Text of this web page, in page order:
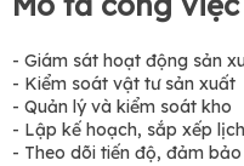
- Giám sát hoạt động sản
- Kiểm soát vật tư sản xuất
- Quản lý và kiểm soát kho
- Lập kế hoạch, sắp xếp
- Theo dõi tiến độ, đảm